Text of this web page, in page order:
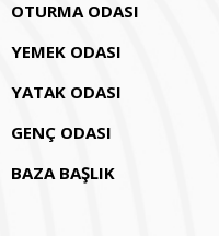
OTURMA ODASI
YEMEK ODASI
YATAK ODASI
GENÇ ODASI
BAZA BAŞLIK